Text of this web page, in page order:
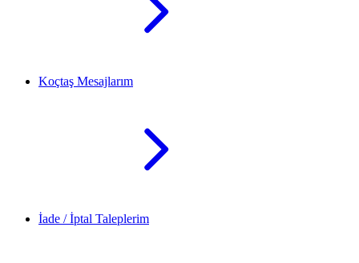
Koçtaş Mesajlarım
İade / İptal Taleplerim